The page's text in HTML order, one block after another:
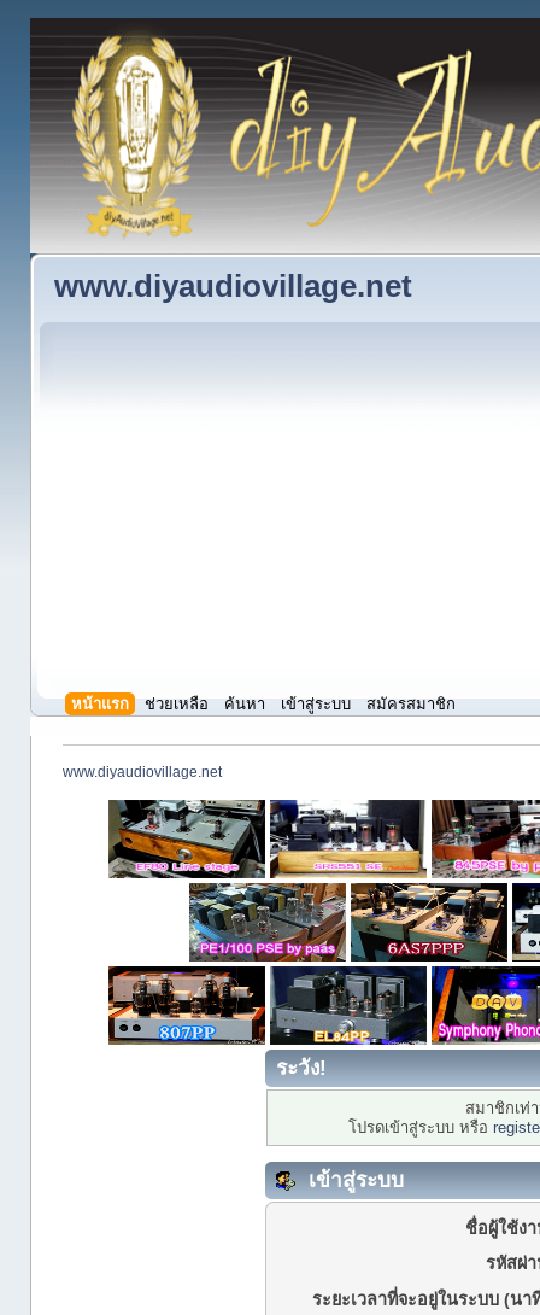
www.diyaudiovillage.net
หน้าแรก ช่วยเหลือ ค้นหา เข้าสู่ระบบ สมัครสมาชิก
www.diyaudiovillage.net
ระวัง!
สมาชิกเท่
โปรดเข้าสู่ระบบ หรือ
เข้าสู่ระบบ
ชื่อผู้ใช้ง
รหัสผ่
ระยะเวลาที่จะอยู่ในระบบ (นา